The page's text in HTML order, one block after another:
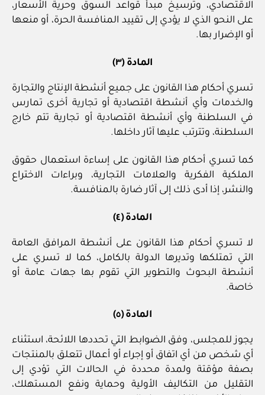
الاقتصادي، وترسيخ مبدأ قواعد السوق وحرية الأسعار،
على النحو الذي لا يؤدي إلى تقييد المنافسة الحرة، أو منعها
أو الإضرار بها.
المادة (٣)
تسري أحكام هذا القانون على جميع أنشطة الإنتاج والتجارة
والخدمات وأي أنشطة اقتصادية أو تجارية أخرى تمارس
في السلطنة وأي أنشطة اقتصادية أو تجارية تتم خارج
السلطنة، وتترتب عليها آثار داخلها.
كما تسري أحكام هذا القانون على إساءة استعمال حقوق
الملكية الفكرية والعلامات التجارية، وبراءات الاختراع
والنشر، إذا أدى ذلك إلى آثار ضارة بالمنافسة.
المادة (٤)
لا تسري أحكام هذا القانون على أنشطة المرافق العامة
التي تمتلكها وتديرها الدولة بالكامل، كما لا تسري على
أنشطة البحوث والتطوير التي تقوم بها جهات عامة أو
خاصة.
المادة (٥)
يجوز للمجلس، وفق الضوابط التي تحددها اللائحة، استثناء
أي شخص من أي اتفاق أو إجراء أو أعمال تتعلق بالمنتجات
بصفة مؤقتة ولمدة محددة في الحالات التي تؤدي إلى
التقليل من التكاليف الأولية وحماية ونفع المستهلك،